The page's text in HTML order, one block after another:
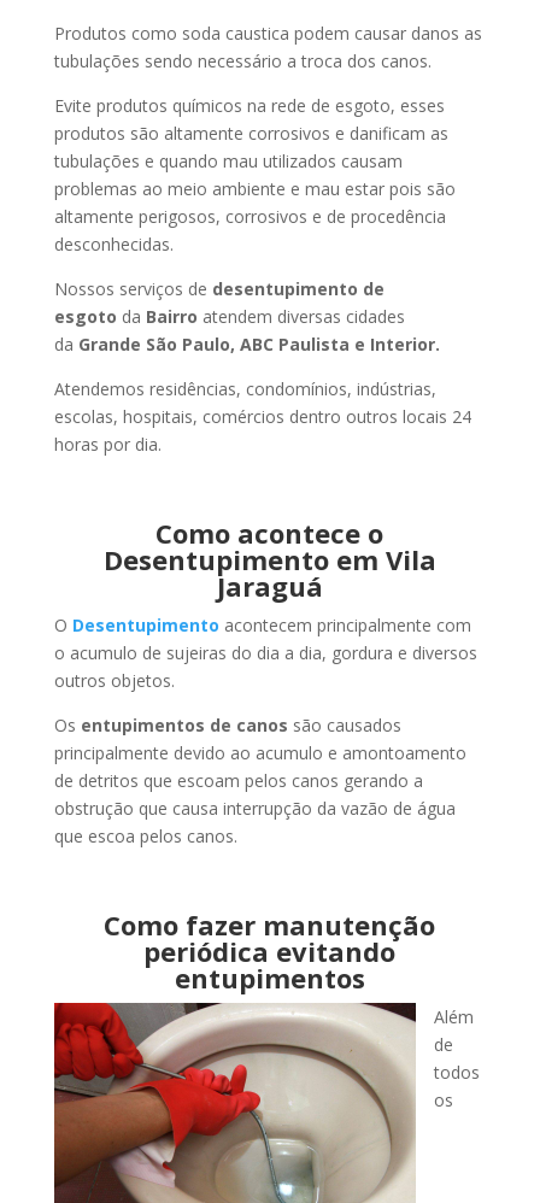
Produtos como soda caustica podem causar danos as
tubulações sendo necessário a troca dos canos.
Evite produtos químicos na rede de esgoto, esses
produtos são altamente corrosivos e danificam as
tubulações e quando mau utilizados causam
problemas ao meio ambiente e mau estar pois são
altamente perigosos, corrosivos e de procedência
desconhecidas.
Nossos serviços de desentupimento de
esgoto da Bairro atendem diversas cidades
da Grande São Paulo, ABC Paulista e Interior.
Atendemos residências, condomínios, indústrias,
escolas, hospitais, comércios dentro outros locais 24
horas por dia.
Como acontece o
Desentupimento em Vila
Jaraguá
O Desentupimento acontecem principalmente com
o acumulo de sujeiras do dia a dia, gordura e diversos
outros objetos.
Os entupimentos de canos são causados
principalmente devido ao acumulo e amontoamento
de detritos que escoam pelos canos gerando a
obstrução que causa interrupção da vazão de água
que escoa pelos canos.
Como fazer manutenção
periódica evitando
entupimentos
Além
de
todos
os